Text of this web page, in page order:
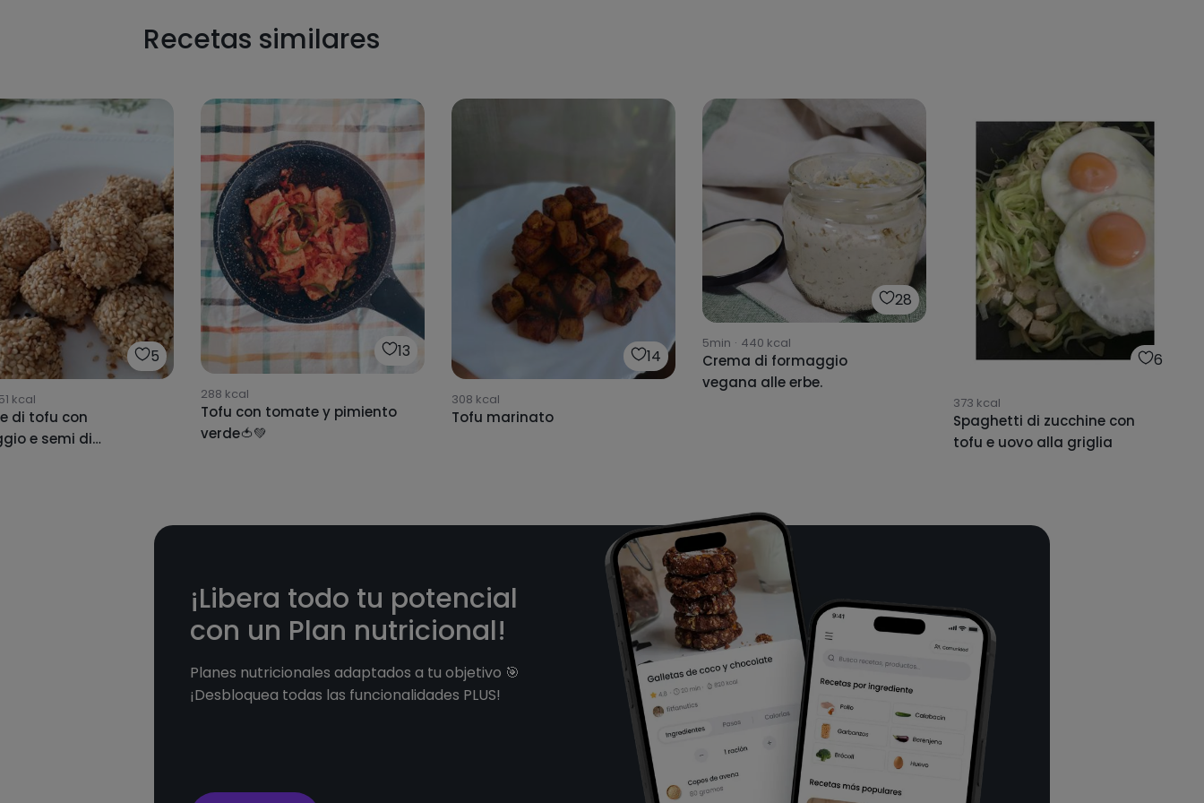
Recetas similares
5
kcal
di tofu con
e semi di
13
288 kcal
Tofu con tomate y pimiento
verde🍅💚
14
308 kcal
Tofu marinato
28
5min · 440 kcal
Crema di formaggio
vegana alle erbe.
6
373 kcal
Spaghetti di zucchine con
tofu e uovo alla griglia
¡Libera todo tu potencial
con un Plan nutricional!
Planes nutricionales adaptados a tu objetivo 🎯
¡Desbloquea todas las funcionalidades PLUS!